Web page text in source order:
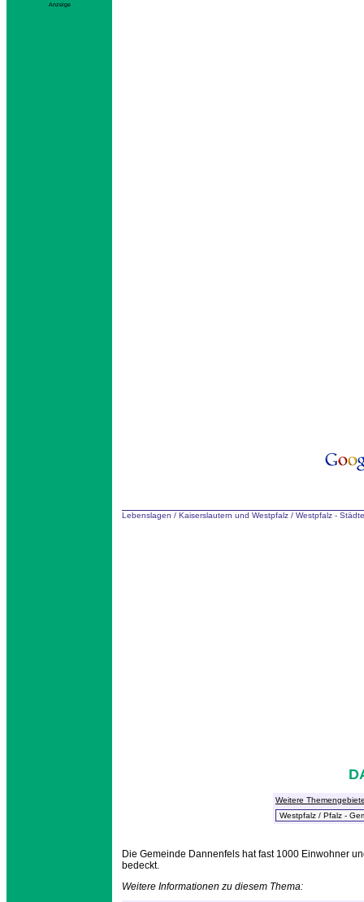
Anzeige
Lebenslagen / Kaiserslautern und Westpfalz / Westpfalz -
Weitere
Die Gemeinde Dannenfels hat fast 1000 Einwohner
bedeckt.
Weitere Informationen zu diesem Thema: